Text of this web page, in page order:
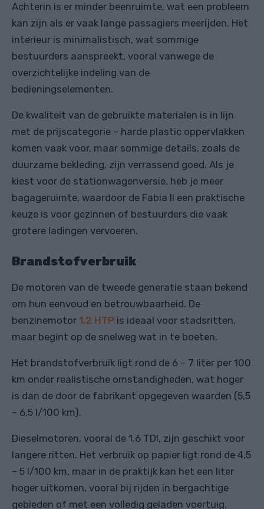
Achterin is er minder beenruimte, wat een probleem
kan zijn als er vaak lange passagiers meerijden. Het
interieur is minimalistisch, wat sommige
bestuurders aanspreekt, vooral vanwege de
overzichtelijke indeling van de
bedieningselementen.
De kwaliteit van de gebruikte materialen is in lijn
met de prijscategorie – harde plastic oppervlakken
komen vaak voor, maar sommige details, zoals de
duurzame bekleding, zijn verrassend goed. Als je
kiest voor de stationwagenversie, heb je meer
bagageruimte, waardoor de Fabia II een praktische
keuze is voor gezinnen of bestuurders die vaak
grotere ladingen vervoeren.
Brandstofverbruik
De motoren van de tweede generatie staan bekend
om hun eenvoud en betrouwbaarheid. De
benzinemotor 1.2 HTP is ideaal voor stadsritten,
maar begint op de snelweg wat in te boeten.
Het brandstofverbruik ligt rond de 6 – 7 liter per 100
km onder realistische omstandigheden, wat hoger
is dan de door de fabrikant opgegeven waarden (5,5
– 6,5 l/100 km).
Dieselmotoren, vooral de 1.6 TDI, zijn geschikt voor
langere ritten. Het verbruik op papier ligt rond de 4,5
– 5 l/100 km, maar in de praktijk kan het een liter
hoger uitkomen, vooral bij rijden in bergachtige
gebieden of met een volledig geladen voertuig.